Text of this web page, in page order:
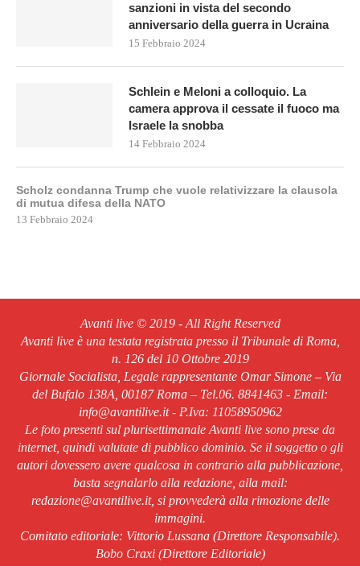
sanzioni in vista del secondo
anniversario della guerra in Ucraina
15 Febbraio 2024
Schlein e Meloni a colloquio. La
camera approva il cessate il fuoco ma
Israele la snobba
14 Febbraio 2024
Scholz condanna Trump che vuole relativizzare la clausola
di mutua difesa della NATO
13 Febbraio 2024
Avanti live © 2019 - All Right Reserved
Avanti live è una testata registrata presso il Tribunale di Roma,
n. 126 del 10 Ottobre 2019
Giornale Socialista, Legale rappresentante Omar Simone – Via
del Bufalo 138A, 00187 Roma – Tel.06. 8841463 - Email:
info@avantilive.it - P.Iva: 11058950962
Le foto presenti sul plurisettimanale Avanti live sono prese da
internet, quindi valutate di pubblico dominio. Se il soggetto o gli
autori dovessero avere qualcosa in contrario alla pubblicazione,
basta segnalarlo alla redazione, alla mail:
redazione@avantilive.it, si provvederà alla rimozione delle
immagini.
Comitato editoriale: Vittorio Lussana (Direttore Responsabile).
Bobo Craxi (Direttore Editoriale)